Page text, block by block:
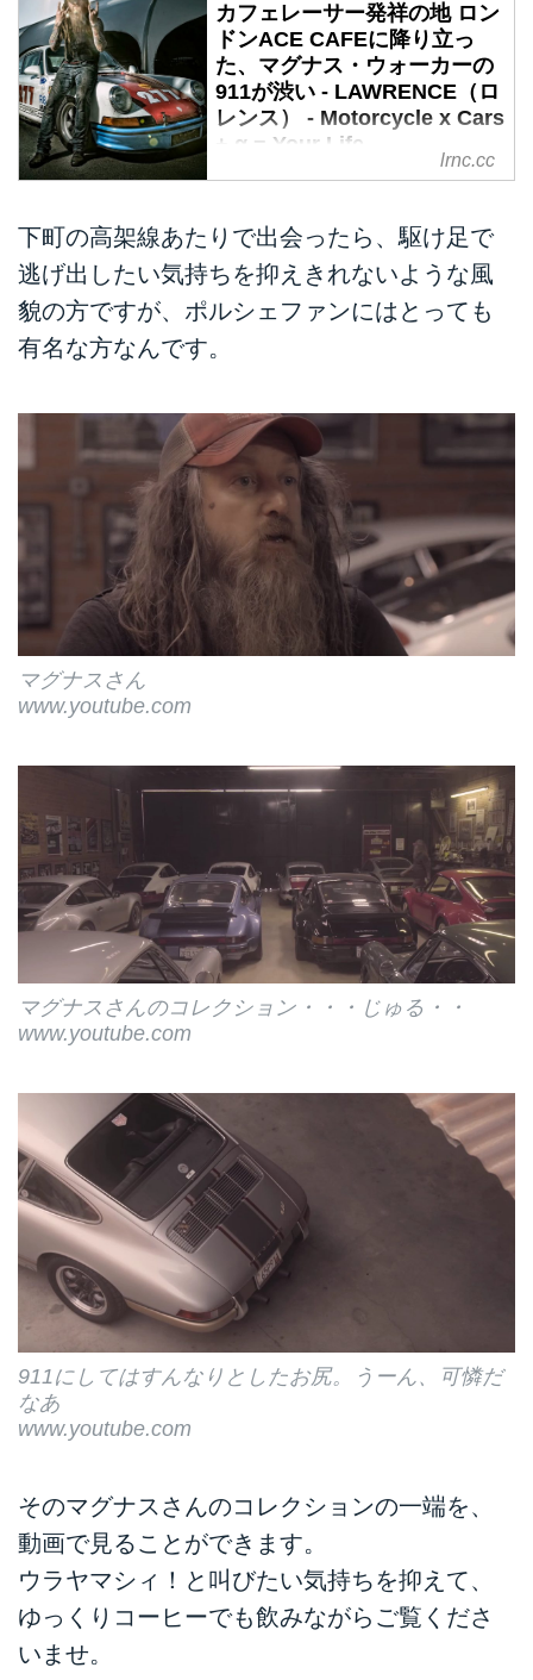
カフェレーサー発祥の地 ロン
ドンACE CAFEに降り立っ
た、マグナス・ウォーカーの
911が渋い - LAWRENCE（ロ
レンス） - Motorcycle x Cars
+ α = Your Life.
マグナス・ウォーカー（Magnus
ば分かりますが、それだけではあ
りません。彼は空冷ポルシェ、特
に昔のナローポルシェと呼ばれる
小型の911のコレクターでも有名
magnuswalker911.blogspot.jp
奥さんのカレンさんも気合入って
ます
magnuswalker911.blogspot.jp
ACE CAFE LONDON
youtu.be
そんな彼を中心として、多くのオ
ールドポルシ...
lrnc.cc
下町の高架線あたりで出会ったら、駆け足で
逃げ出したい気持ちを抑えきれないような風
貌の方ですが、ポルシェファンにはとっても
有名な方なんです。
マグナスさん
www.youtube.com
マグナスさんのコレクション・・・じゅる・・
www.youtube.com
911にしてはすんなりとしたお尻。うーん、可憐だ
なあ
www.youtube.com
そのマグナスさんのコレクションの一端を、
動画で見ることができます。
ウラヤマシィ！と叫びたい気持ちを抑えて、
ゆっくりコーヒーでも飲みながらご覧くださ
いませ。